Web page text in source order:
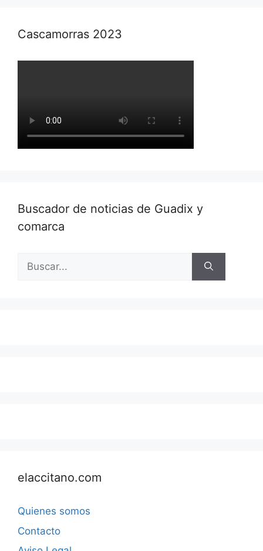
Cascamorras 2023
Buscador de noticias de Guadix y
comarca
Buscar:
elaccitano.com
Quienes somos
Contacto